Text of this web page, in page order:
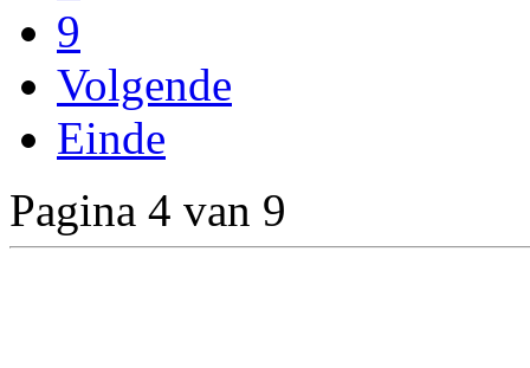
9
Volgende
Einde
Pagina 4 van 9